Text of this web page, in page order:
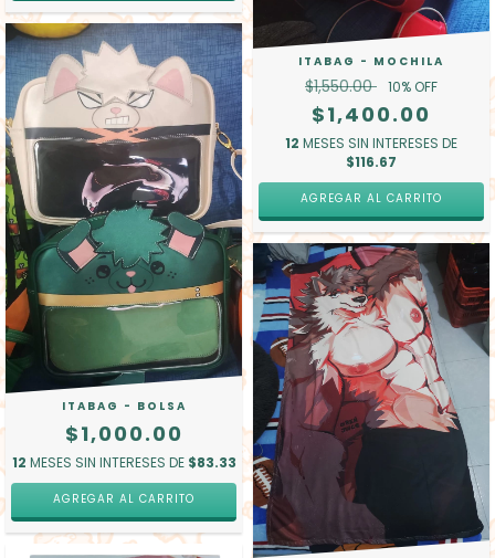
ITABAG - MOCHILA
$1,550.00 10% OFF
$1,400.00
12 MESES SIN INTERESES DE
$116.67
AGREGAR AL CARRITO
ITABAG - BOLSA
$1,000.00
12 MESES SIN INTERESES DE $83.33
AGREGAR AL CARRITO